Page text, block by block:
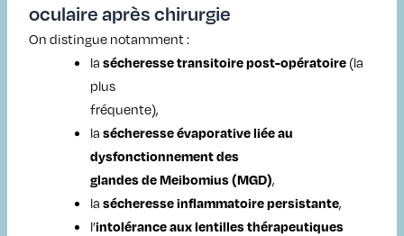
oculaire après chirurgie
On distingue notamment :
lasécheresse transitoire post-opératoire (la
plus
fréquente),
lasécheresse évaporative liée au
dysfonctionnement des
glandes de Meibomius (MGD),
lasécheresse inflammatoire persistante,
l’intolérance aux lentilles thérapeutiques